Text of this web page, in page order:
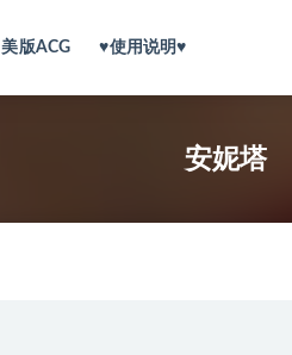
美版ACG ♥使用说明♥
安妮塔